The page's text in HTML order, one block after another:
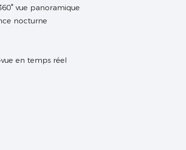
vue panoramique
nocturne
en temps réel